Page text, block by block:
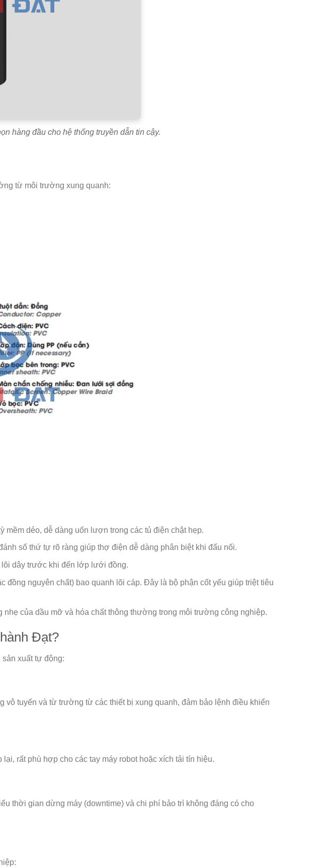
hàng đầu cho hệ thống truyền dẫn tin cậy.
từ môi trường xung quanh:
dẻo, dễ dàng uốn lượn trong các tủ điện chật hẹp.
số thứ tự rõ ràng giúp thợ điện dễ dàng phân biệt khi đấu nối.
lõi dây trước khi đến lớp lưới đồng.
đồng nguyên chất) bao quanh lõi cáp. Đây là bộ phận cốt yếu giúp triệt tiêu
của dầu mỡ và hóa chất thông thường trong môi trường công nghiệp.
Đạt?
xuất tự động:
tuyến và từ trường từ các thiết bị xung quanh, đảm bảo lệnh điều khiển
rất phù hợp cho các tay máy robot hoặc xích tải tín hiệu.
thời gian dừng máy (downtime) và chi phí bảo trì không đáng có cho